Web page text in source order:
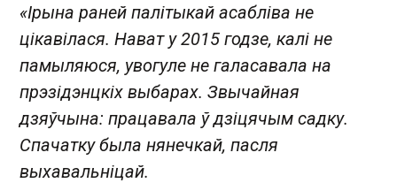
«Ірына раней палітыкай асабліва не
цікавілася. Нават у 2015 годзе, калі не
памыляюся, увогуле не галасавала на
прэзідэнцкіх выбарах. Звычайная
дзяўчына: працавала ў дзіцячым садку.
Спачатку была нянечкай, пасля
выхавальніцай.